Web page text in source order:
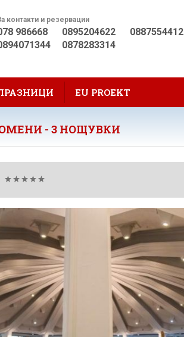
контакти и резервации
986668 0895204622
0887554412
0878283314
EU PROEKT
- 3 НОЩУВКИ